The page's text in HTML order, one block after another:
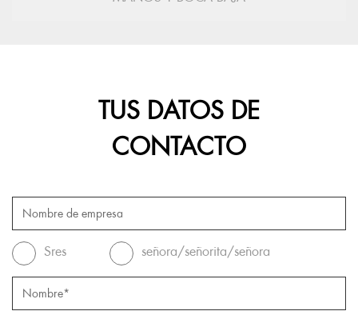
TUS DATOS DE
CONTACTO
Sres señora/señorita/señora